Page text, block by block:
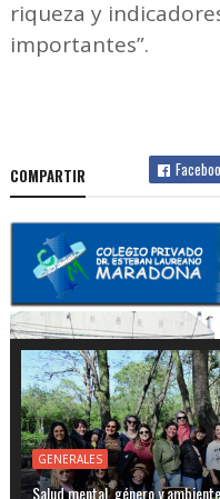
riqueza y
importantes”.
COMPARTIR
GENERALES
Salud mental, género y